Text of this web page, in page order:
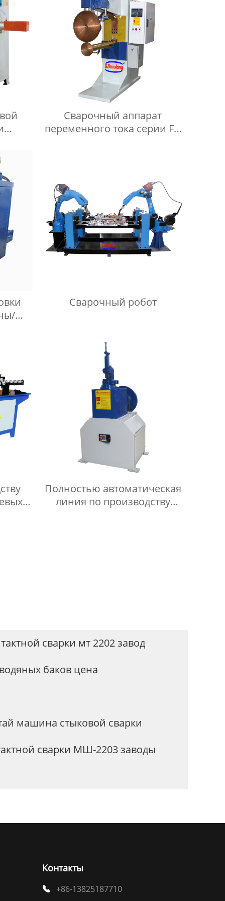
Сварочный аппарат
переменного тока серии FN
Сварочный робот
Полностью автоматическая
линия по производству
сварки мт 2202 завод
баков цена
машина стыковой сварки
сварки МШ-2203 заводы
Контакты
 +86-13825187710